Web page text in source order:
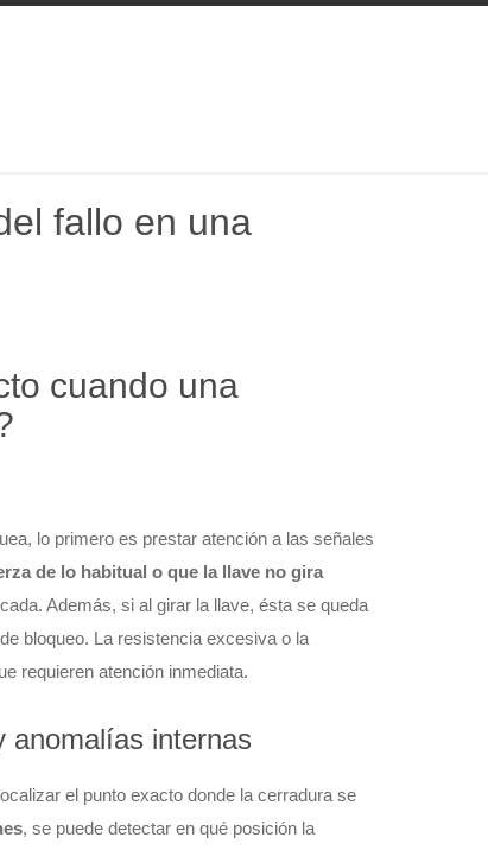
fallo en una
cuando una
lo primero es prestar atención a las señales
de lo habitual o que la llave no gira
Además, si al girar la llave, ésta se queda
bloqueo. La resistencia excesiva o la
requieren atención inmediata.
anomalías internas
el punto exacto donde la cerradura se
, se puede detectar en qué posición la